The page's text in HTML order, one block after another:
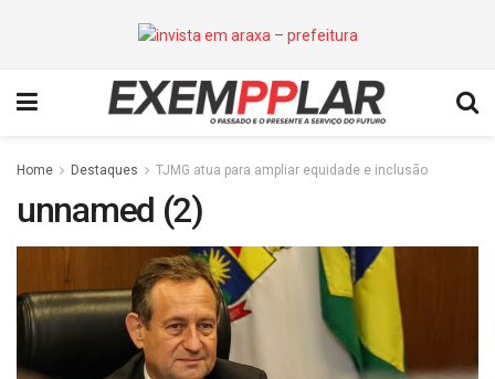
Home Destaques TJMG atua para ampliar equidade e inclusão
unnamed (2)